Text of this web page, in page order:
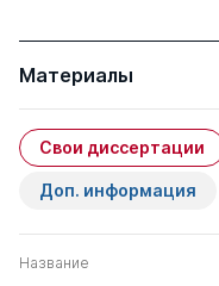
Материалы
Свои диссертации
Доп. информация
Название